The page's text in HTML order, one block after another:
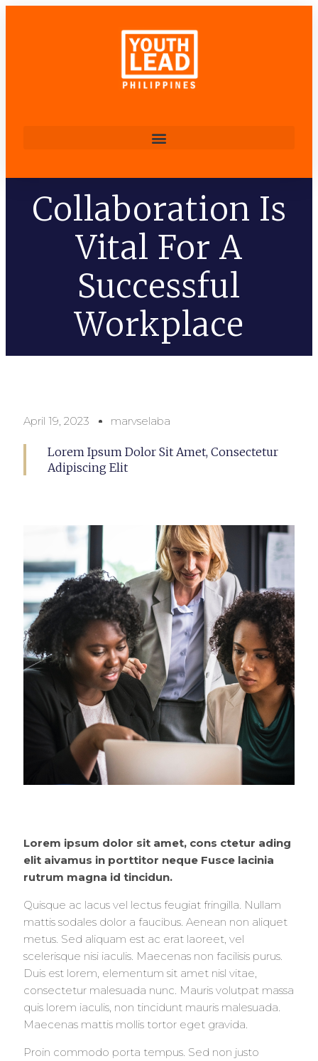
Collaboration Is
Vital For A
Successful
Workplace
April 19, 2023 marvselaba
Lorem Ipsum Dolor Sit Amet, Consectetur
Adipiscing Elit
Lorem ipsum dolor sit amet, cons ctetur ading
elit aivamus in porttitor neque Fusce lacinia
rutrum magna id tincidun.
Quisque ac lacus vel lectus feugiat fringilla. Nullam
mattis sodales dolor a faucibus. Aenean non aliquet
metus. Sed aliquam est ac erat laoreet, vel
scelerisque nisi iaculis. Maecenas non facilisis purus.
Duis est lorem, elementum sit amet nisl vitae,
consectetur malesuada nunc. Mauris volutpat massa
quis lorem iaculis, non tincidunt mauris malesuada.
Maecenas mattis mollis tortor eget gravida.
Proin commodo porta tempus. Sed non justo